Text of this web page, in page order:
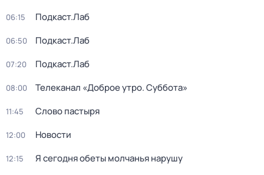
06:15 Подкаст.Лаб
06:50 Подкаст.Лаб
07:20 Подкаст.Лаб
08:00 Телеканал «Доброе утро. Суббота»
11:45 Слово пастыря
12:00 Новости
12:15 Я сегодня обеты молчанья нарушу